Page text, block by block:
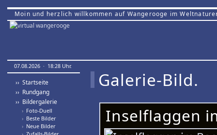
Moin und herzlich willkommen auf Wangerooge im
07.08.2026 · 18:28 Uhr.
›› Startseite
›› Rundgang
›› Bildergalerie
› Foto-Duell
› Beste Bilder
› Neue Bilder
Galerie-Bild.
Inselflaggen